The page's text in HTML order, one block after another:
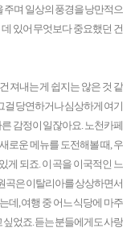
주며 일상의 풍경을 낭만적으
있어 무엇보다 중요했던 건
져내는 게 쉽지는 않은 것 같
걸 당연하거나 심상하게 여기
감정이 일잖아요. 노천카페
로운 메뉴를 도전해볼 때, 우
게 되죠. 이 곡을 이국적인 느
곡은 이탈리아를 상상하면서
데, 여행 중 어느 식당에 마주
었죠. 듣는 분들에게도 사랑